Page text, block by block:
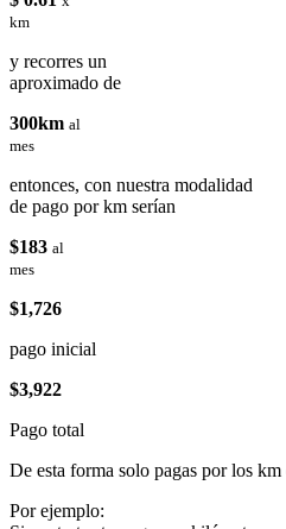
km
y recorres un
aproximado de
300km al
mes
entonces, con nuestra modalidad
de pago por km serían
$183 al
mes
$1,726
pago inicial
$3,922
Pago total
De esta forma solo pagas por los km
Por ejemplo: